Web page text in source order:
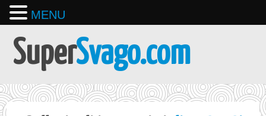
SuperSvago.com
MENU